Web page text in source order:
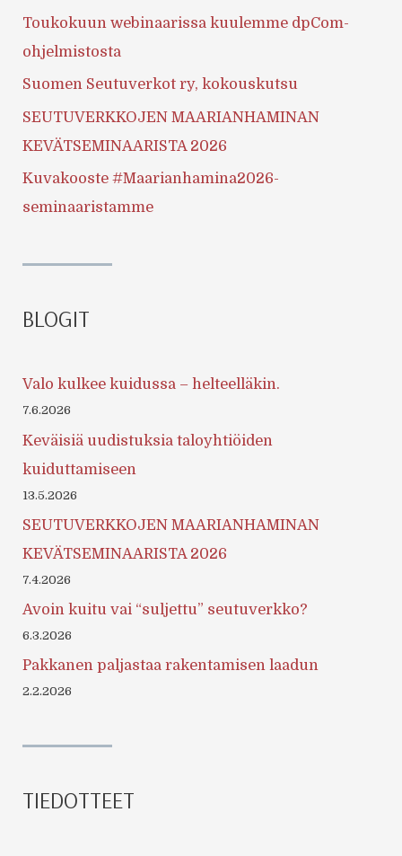
Toukokuun webinaarissa kuulemme dpCom-
ohjelmistosta
Suomen Seutuverkot ry, kokouskutsu
SEUTUVERKKOJEN MAARIANHAMINAN
KEVÄTSEMINAARISTA 2026
Kuvakooste #Maarianhamina2026-
seminaaristamme
BLOGIT
Valo kulkee kuidussa – helteelläkin.
7.6.2026
Keväisiä uudistuksia taloyhtiöiden
kuiduttamiseen
13.5.2026
SEUTUVERKKOJEN MAARIANHAMINAN
KEVÄTSEMINAARISTA 2026
7.4.2026
Avoin kuitu vai “suljettu” seutuverkko?
6.3.2026
Pakkanen paljastaa rakentamisen laadun
2.2.2026
TIEDOTTEET